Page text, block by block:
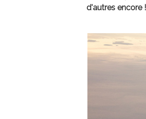
d'autres encore !